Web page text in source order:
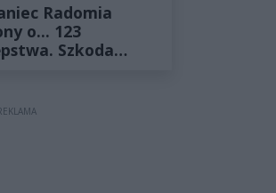
Radomia
o... 123
Szkoda